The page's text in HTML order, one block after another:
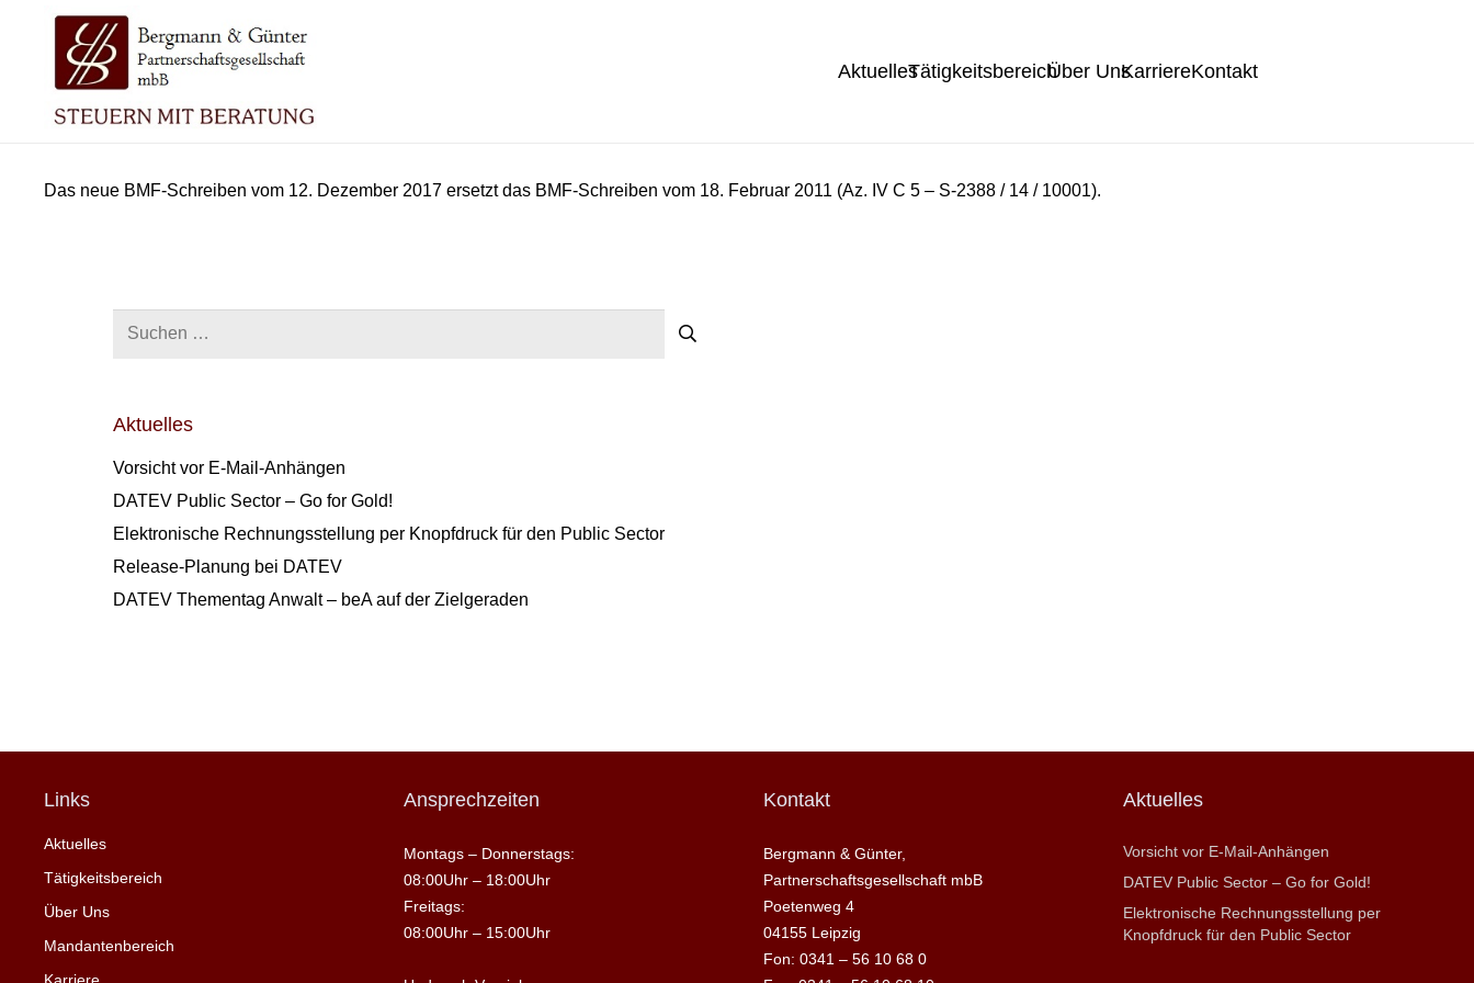
AktuellesTätigkeitsbereichÜber UnsKarriereKontakt
Das neue BMF-Schreiben vom 12. Dezember 2017 ersetzt das BMF-Schreiben vom 18. Februar 2011 (Az. IV C 5 – S-2388 / 14 / 10001).
Aktuelles
Vorsicht vor E-Mail-Anhängen
DATEV Public Sector – Go for Gold!
Elektronische Rechnungsstellung per Knopfdruck für den Public Sector
Release-Planung bei DATEV
DATEV Thementag Anwalt – beA auf der Zielgeraden
Links
Aktuelles
Tätigkeitsbereich
Über Uns
Mandantenbereich
Ansprechzeiten
Montags – Donnerstags:
08:00Uhr – 18:00Uhr
Freitags:
08:00Uhr – 15:00Uhr
Kontakt
Bergmann & Günter,
Partnerschaftsgesellschaft mbB
Poetenweg 4
04155 Leipzig
Fon: 0341 – 56 10 68 0
Aktuelles
Vorsicht vor E-Mail-Anhängen
DATEV Public Sector – Go for Gold!
Elektronische Rechnungsstellung per
Knopfdruck für den Public Sector